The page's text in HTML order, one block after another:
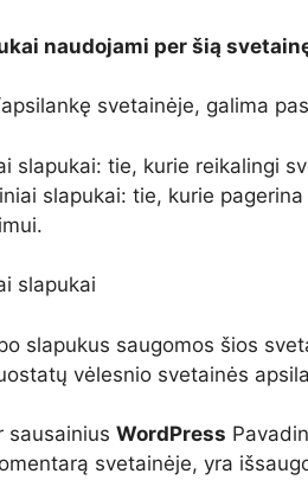
naudojami per šią
svetainėje, galima
slapukai: tie, kurie reikalingi
slapukai: tie, kurie
slapukai
slapukus saugomos šios
vėlesnio svetainės
sausainius WordPress
svetainėje, yra